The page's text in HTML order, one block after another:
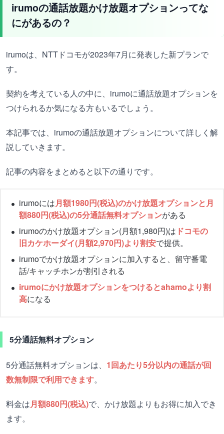
irumoの通話放題かけ放題オプションってな
にがあるの？
irumoは、NTTドコモが2023年7月に発表した新プランで
す。
契約を考えている人の中に、irumoに通話放題オプションを
つけられるか気になる方もいるでしょう。
本記事では、irumoの通話放題オプションについて詳しく解
説していきます。
記事の内容をまとめると以下の通りです。
irumoには月額1980円(税込)のかけ放題オプションと月
額880円(税込)の5分通話無料オプションがある
irumoのかけ放題オプション(月額1,980円)は ドコモの
旧カケホーダイ(月額2,970円)より割安で提供。
irumoでかけ放題オプションに加入すると、留守番電
話/キャッチホンが割引される
irumoにかけ放題オプションをつけるとahamoより割
高になる
5分通話無料オプション
5分通話無料オプションは、 1回あたり5分以内の通話が回
数無制限で利用できます。
料金は月額880円(税込)で、かけ放題よりもお得に加入でき
ます。